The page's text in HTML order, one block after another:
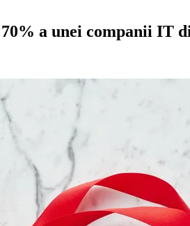
a unei companii IT